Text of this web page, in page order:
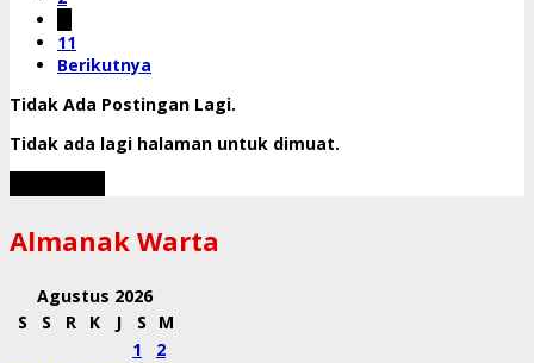
11
Berikutnya
Tidak Ada Postingan Lagi.
Tidak ada lagi halaman untuk dimuat.
Almanak Warta
Agustus 2026
S
S R K J S
M
1
2